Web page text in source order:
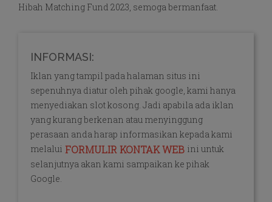
Hibah Matching Fund 2023, semoga bermanfaat.
INFORMASI:
Iklan yang tampil pada halaman situs ini
sepenuhnya diatur oleh pihak google, kami hanya
menyediakan slot kosong. Jadi apabila ada iklan
yang kurang berkenan atau menyinggung
perasaan anda harap informasikan kepada kami
melalui FORMULIR KONTAK WEB ini untuk
selanjutnya akan kami sampaikan ke pihak
Google.